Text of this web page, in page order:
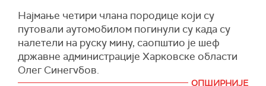
Костин је изразио захвалност Холандији због
подршке Украјини у борби за правду, као и на
руководећој улози коју та земља има у Радној
групи за имплементацију параграфа 7
Украјинске мировне формуле, а који се односи
Најмање четири члана породице који су
путовали аутомобилом погинули су када су
налетели на руску мину, саопштио је шеф
државне администрације Харковске области
Олег Синегубов.
ОПШИРНИЈЕ